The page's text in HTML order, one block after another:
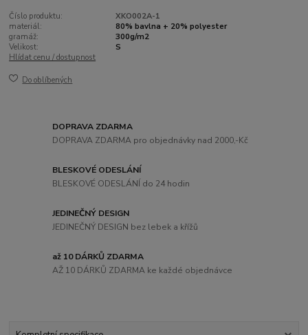
Číslo produktu:
XKO002A-1
materiál:
80% bavlna + 20% polyester
gramáž:
300g/m2
Velikost:
S
Hlídat cenu / dostupnost
Do oblíbených
DOPRAVA ZDARMA
DOPRAVA ZDARMA pro objednávky nad 2000,-Kč
BLESKOVÉ ODESLÁNÍ
BLESKOVÉ ODESLÁNÍ do 24 hodin
JEDINEČNÝ DESIGN
JEDINEČNÝ DESIGN bez lebek a křížů
až 10 DÁRKŮ ZDARMA
AŽ 10 DÁRKŮ ZDARMA ke každé objednávce